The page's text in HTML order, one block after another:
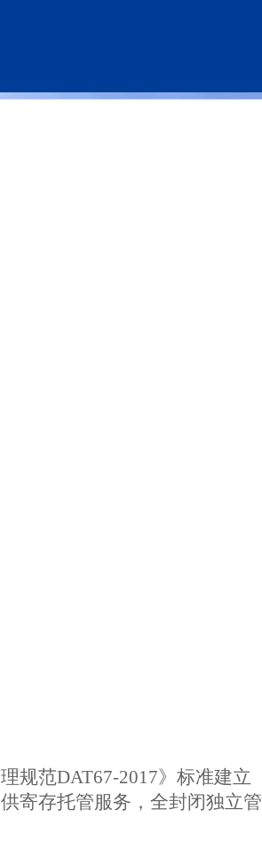
规范DAT67-2017》标准建立
寄存托管服务，全封闭独立管